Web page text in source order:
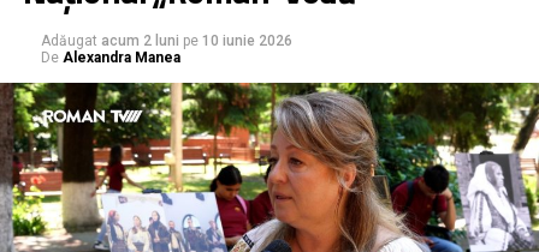
Adăugat acum 2 luni pe 10 iunie 2026
De Alexandra Manea